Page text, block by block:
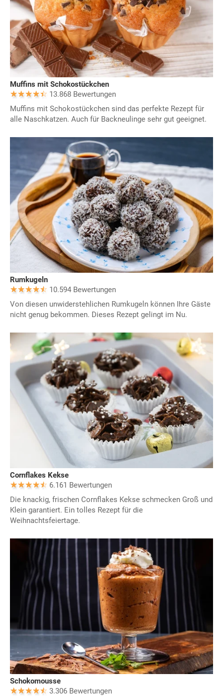
Muffins mit Schokostückchen
13.868 Bewertungen
Muffins mit Schokostückchen sind das perfekte Rezept für
alle Naschkatzen. Auch für Backneulinge sehr gut geeignet.
Rumkugeln
10.594 Bewertungen
Von diesen unwiderstehlichen Rumkugeln können Ihre Gäste
nicht genug bekommen. Dieses Rezept gelingt im Nu.
Cornflakes Kekse
6.161 Bewertungen
Die knackig, frischen Cornflakes Kekse schmecken Groß und
Klein garantiert. Ein tolles Rezept für die
Weihnachtsfeiertage.
Schokomousse
3.306 Bewertungen